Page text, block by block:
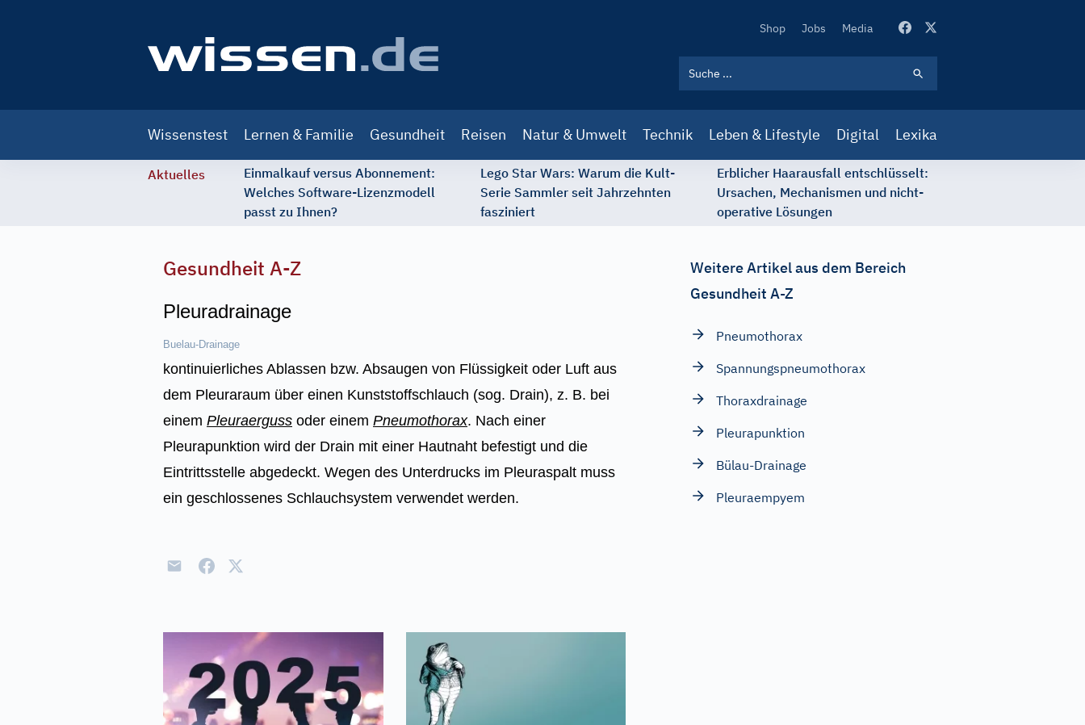
Secondary
Shop Jobs Media
navigation
Wissenstest Lernen & Familie Gesundheit Reisen Natur & Umwelt Technik Leben & Lifestyle Digital Lexika
Aktuelles
Einmalkauf versus Abonnement:
Welches Software-Lizenzmodell
passt zu Ihnen?
Lego Star Wars: Warum die Kult-
Serie Sammler seit Jahrzehnten
fasziniert
Erblicher Haarausfall entschlüsselt:
Ursachen, Mechanismen und nicht-
operative Lösungen
Gesundheit A-Z
Pleuradrainage
Buelau-Drainage
kontinuierliches Ablassen bzw. Absaugen von Flüssigkeit oder Luft aus
dem Pleuraraum über einen Kunststoffschlauch (sog. Drain), z. B. bei
einem Pleuraerguss oder einem Pneumothorax. Nach einer
Pleurapunktion wird der Drain mit einer Hautnaht befestigt und die
Eintrittsstelle abgedeckt. Wegen des Unterdrucks im Pleuraspalt muss
ein geschlossenes Schlauchsystem verwendet werden.
Weitere Artikel aus dem Bereich
Gesundheit A-Z
Pneumothorax
Spannungspneumothorax
Thoraxdrainage
Pleurapunktion
Bülau-Drainage
Pleuraempyem